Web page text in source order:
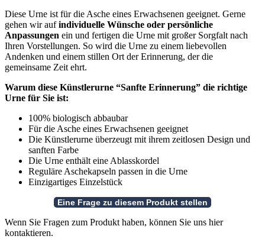
Diese Urne ist für die Asche eines Erwachsenen geeignet. Gerne
gehen wir aufindividuelle Wünsche oder persönliche
Anpassungen ein und fertigen die Urne mit großer Sorgfalt nach
Ihren Vorstellungen. So wird die Urne zu einem liebevollen
Andenken und einem stillen Ort der Erinnerung, der die
gemeinsame Zeit ehrt.
Warum diese Künstlerurne “Sanfte Erinnerung” die richtige
Urne für Sie ist:
100% biologisch abbaubar
Für die Asche eines Erwachsenen geeignet
Die Künstlerurne überzeugt mit ihrem zeitlosen Design und
sanften Farbe
Die Urne enthält eine Ablasskordel
Reguläre Aschekapseln passen in die Urne
Einzigartiges Einzelstück
Wenn Sie Fragen zum Produkt haben, können Sie uns hier
kontaktieren.